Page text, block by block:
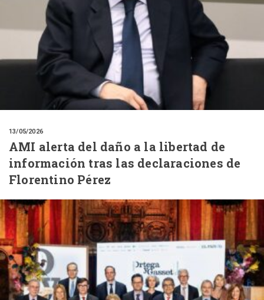
13/05/2026
AMI alerta del daño a la libertad de
información tras las declaraciones de
Florentino Pérez